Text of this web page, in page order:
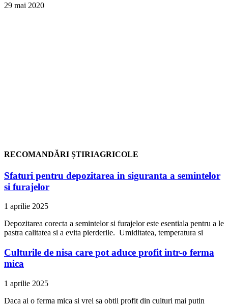
29 mai 2020
RECOMANDĂRI ȘTIRIAGRICOLE
Sfaturi pentru depozitarea in siguranta a semintelor
si furajelor
1 aprilie 2025
Depozitarea corecta a semintelor si furajelor este esentiala pentru a le
pastra calitatea si a evita pierderile. Umiditatea, temperatura si
Culturile de nisa care pot aduce profit intr-o ferma
mica
1 aprilie 2025
Daca ai o ferma mica si vrei sa obtii profit din culturi mai putin